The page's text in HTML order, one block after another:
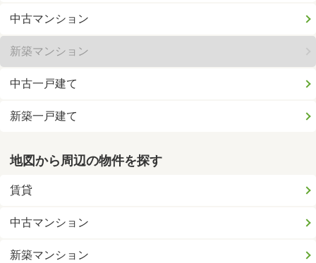
中古マンション
新築マンション
中古一戸建て
新築一戸建て
地図から周辺の物件を探す
賃貸
中古マンション
新築マンション